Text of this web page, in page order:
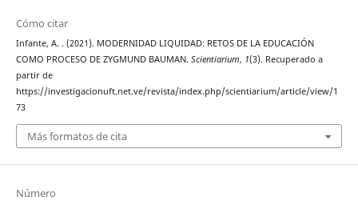
Cómo citar
Infante, A. . (2021). MODERNIDAD LIQUIDAD: RETOS DE LA EDUCACIÓN
COMO PROCESO DE ZYGMUND BAUMAN. Scientiarium, 1(3). Recuperado a
partir de
https://investigacionuft.net.ve/revista/index.php/scientiarium/article/view/1
73
Más formatos de cita
Número